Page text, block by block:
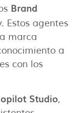
Brand
Estos agentes
marca
a
con los
Studio,